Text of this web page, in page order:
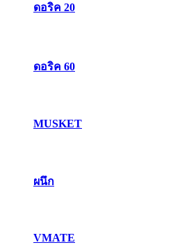
ดอริค 20
ดอริค 60
MUSKET
ผนึก
VMATE